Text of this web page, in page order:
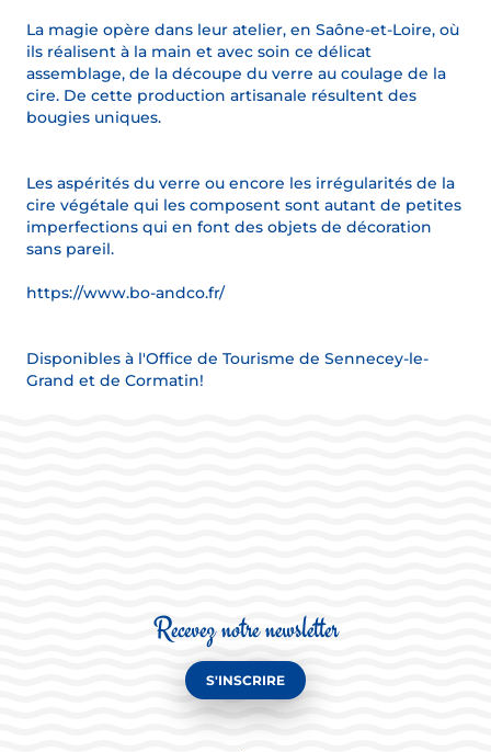
La magie opère dans leur atelier, en Saône-et-Loire, où
ils réalisent à la main et avec soin ce délicat
assemblage, de la découpe du verre au coulage de la
cire. De cette production artisanale résultent des
bougies uniques.
Les aspérités du verre ou encore les irrégularités de la
cire végétale qui les composent sont autant de petites
imperfections qui en font des objets de décoration
sans pareil.
https://www.bo-andco.fr/
Disponibles à l'Office de Tourisme de Sennecey-le-
Grand et de Cormatin!
Recevez notre newsletter
S'INSCRIRE